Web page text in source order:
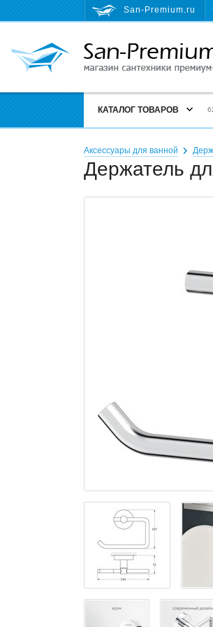
San-Premium.ru
КАТАЛОГ ТОВАРОВ
Аксессуары для ванной
Держатель